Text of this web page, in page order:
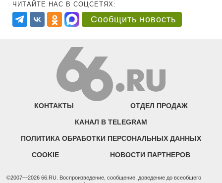
ЧИТАЙТЕ НАС В СОЦСЕТЯХ:
Сообщить новость
КОНТАКТЫ ОТДЕЛ ПРОДАЖ
КАНАЛ В TELEGRAM
ПОЛИТИКА ОБРАБОТКИ ПЕРСОНАЛЬНЫХ ДАННЫХ
COOKIE НОВОСТИ ПАРТНЕРОВ
©2007—2026 66.RU. Воспроизведение, сообщение, доведение до всеобщего